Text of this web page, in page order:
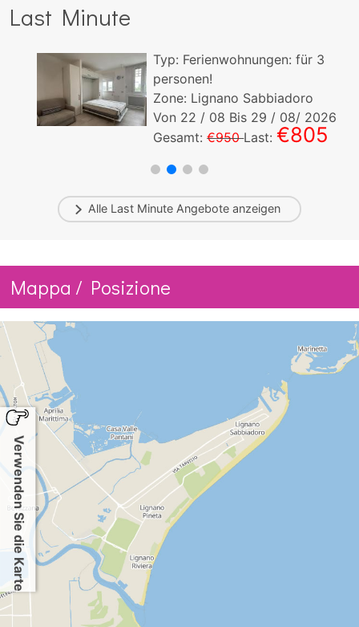
Last Minute
Typ:Ferienwohnungen:für3
personen!
Zone: Lignano Sabbiadoro
Von22/ 08 Bis29/ 08/ 2026
Gesamt:€950Last:€805
Alle Last MinuteAngebote anzeigen
Mappa / Posizione
Verwenden Sie die Karte